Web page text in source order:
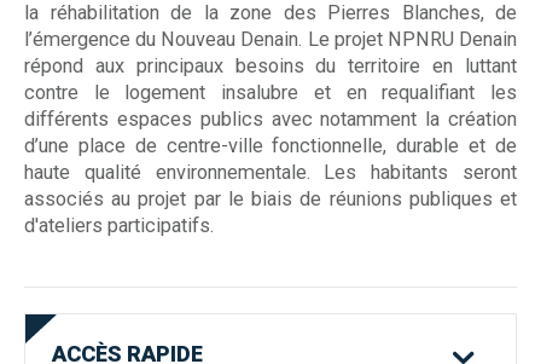
la réhabilitation de la zone des Pierres Blanches, de
l’émergence du Nouveau Denain. Le projet NPNRU Denain
répond aux principaux besoins du territoire en luttant
contre le logement insalubre et en requalifiant les
différents espaces publics avec notamment la création
d’une place de centre-ville fonctionnelle, durable et de
haute qualité environnementale. Les habitants seront
associés au projet par le biais de réunions publiques et
d'ateliers participatifs.
ACCÈS RAPIDE